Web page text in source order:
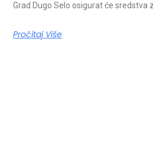
Grad Dugo Selo osigurat će sredstva
Pročitaj Više